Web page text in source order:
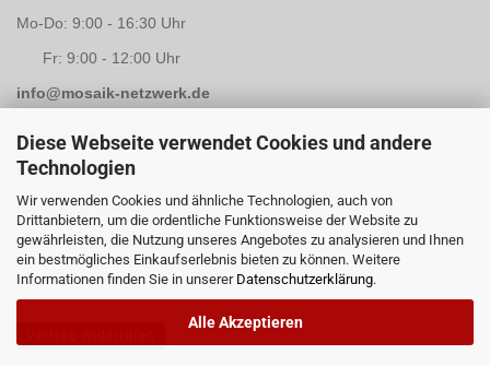
Diese Webseite verwendet Cookies und andere
Technologien
Wir verwenden Cookies und ähnliche Technologien, auch von
Drittanbietern, um die ordentliche Funktionsweise der Website zu
gewährleisten, die Nutzung unseres Angebotes zu analysieren und Ihnen
ein bestmögliches Einkaufserlebnis bieten zu können. Weitere
Informationen finden Sie in unserer Datenschutzerklärung.
Alle Akzeptieren
Mo-Do: 9:00 - 16:30 Uhr
Fr: 9:00 - 12:00 Uhr
info@mosaik-netzwerk.de
Retouren Adresse:
Mosaik-Netzwerk
Kapellenstrasse 3
96117 Memmelsdorf / Lichteneiche